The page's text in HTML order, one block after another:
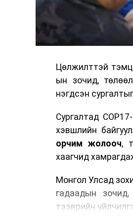
Цөлжилттэй
ын зочид,
нэгдсэн
Сургалтад
хэвшлийн
орчим жолооч,
хаагчид
Монгол Улсад
гадаадын
тээврийн